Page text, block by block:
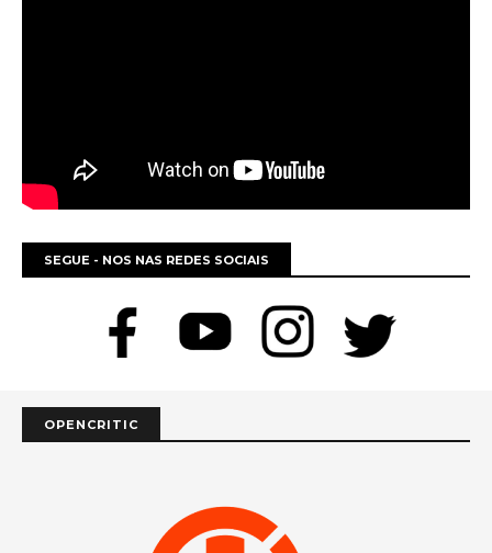
SEGUE - NOS NAS REDES SOCIAIS
OPENCRITIC